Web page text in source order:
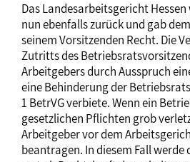
Das Landesarbeitsgericht
nun ebenfalls zurück und gab
seinem Vorsitzenden Recht. Die
Zutritts des
Arbeitgebers durch Ausspruch
eine Behinderung der
1 BetrVG verbiete. Wenn ein
gesetzlichen Pflichten grob
Arbeitgeber vor dem
beantragen. In diesem Fall werde